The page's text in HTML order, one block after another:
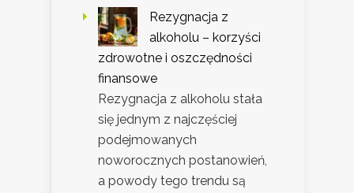
Rezygnacja z
alkoholu – korzyści
zdrowotne i oszczędności
finansowe
Rezygnacja z alkoholu stała
się jednym z najczęściej
podejmowanych
noworocznych postanowień,
a powody tego trendu są